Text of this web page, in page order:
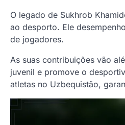
O legado de Sukhrob
ao desporto. Ele
de jogadores.
As suas contribuições vão
juvenil e promove o
atletas no Uzbequistão,